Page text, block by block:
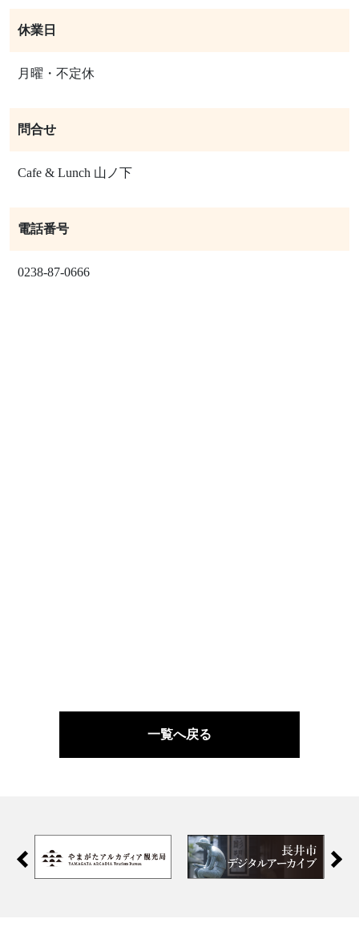
休業日
月曜・不定休
問合せ
Cafe & Lunch 山ノ下
電話番号
0238-87-0666
一覧へ戻る